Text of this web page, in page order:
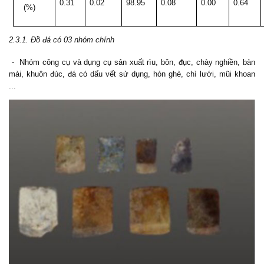
(%)
0.31 0.02 98.95 0.08 0.00 0.64
2.3.1. Đồ đá có 03 nhóm chính
- Nhóm công cụ và dụng cụ sản xuất rìu, bôn, đục, chày nghiền, bàn
mài, khuôn đúc, đá có dấu vết sử dụng, hòn ghè, chì lưới, mũi khoan
...